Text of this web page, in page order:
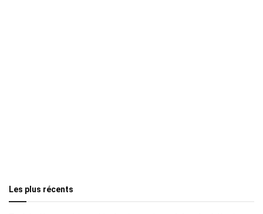
Les plus récents